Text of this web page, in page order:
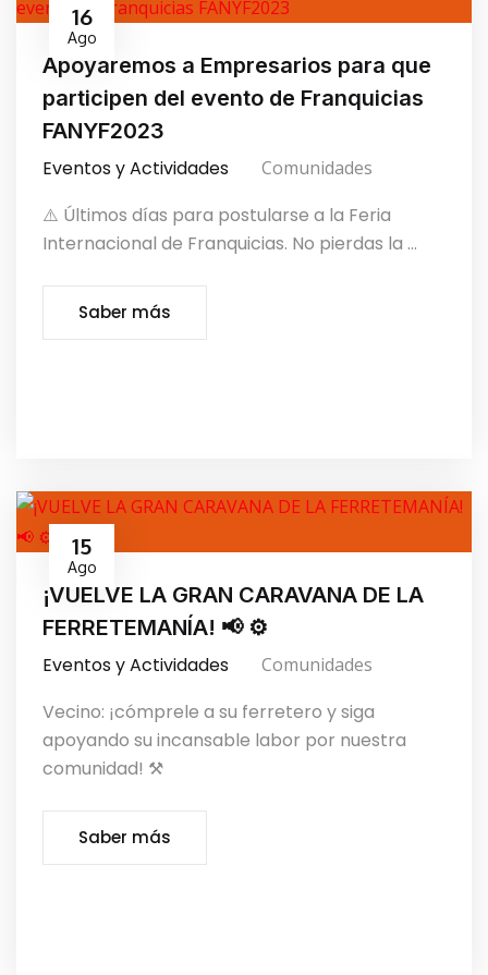
16
Ago
Apoyaremos a Empresarios para que
participen del evento de Franquicias
FANYF2023
Eventos y Actividades Comunidades
⚠️ Últimos días para postularse a la Feria
Internacional de Franquicias. No pierdas la ...
Saber más
15
Ago
¡VUELVE LA GRAN CARAVANA DE LA
FERRETEMANÍA! 📢 ⚙️
Eventos y Actividades Comunidades
Vecino: ¡cómprele a su ferretero y siga
apoyando su incansable labor por nuestra
comunidad! ⚒️
Saber más